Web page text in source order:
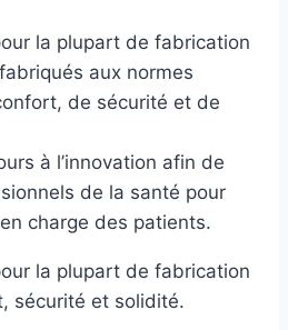
la plupart de fabrication
aux normes
de sécurité et de
à l’innovation afin de
de la santé pour
charge des patients.
la plupart de fabrication
sécurité et solidité.